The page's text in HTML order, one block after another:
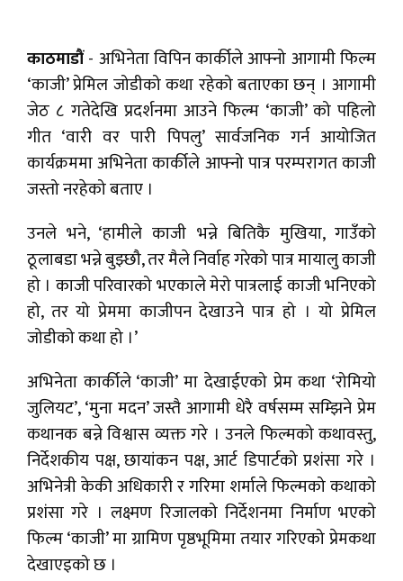
काठमाडौं- अभिनेता विपिन कार्कीले आफ्नो आगामी फिल्म
‘काजी’ प्रेमिल जोडीको कथा रहेको बताएका छन् । आगामी
जेठ ८ गतेदेखि प्रदर्शनमा आउने फिल्म ‘काजी’ को पहिलो
गीत ‘वारी वर पारी पिपलु’ सार्वजनिक गर्न आयोजित
कार्यक्रममा अभिनेता कार्कीले आफ्नो पात्र परम्परागत काजी
जस्तो नरहेको बताए ।
उनले भने, ‘हामीले काजी भन्ने बितिकै मुखिया, गाउँको
ठूलाबडा भन्ने बुझ्छौ, तर मैले निर्वाह गरेको पात्र मायालु काजी
हो । काजी परिवारको भएकाले मेरो पात्रलाई काजी भनिएको
हो, तर यो प्रेममा काजीपन देखाउने पात्र हो । यो प्रेमिल
जोडीको कथा हो ।’
अभिनेता कार्कीले ‘काजी’ मा देखाईएको प्रेम कथा ‘रोमियो
जुलियट’, ‘मुना मदन’ जस्तै आगामी धेरै वर्षसम्म सम्झिने प्रेम
कथानक बन्ने विश्वास व्यक्त गरे । उनले फिल्मको कथावस्तु,
निर्देशकीय पक्ष, छायांकन पक्ष, आर्ट डिपार्टको प्रशंसा गरे ।
अभिनेत्री केकी अधिकारी र गरिमा शर्माले फिल्मको कथाको
प्रशंसा गरे । लक्ष्मण रिजालको निर्देशनमा निर्माण भएको
फिल्म ‘काजी’ मा ग्रामिण पृष्ठभूमिमा तयार गरिएको प्रेमकथा
देखाएइको छ ।